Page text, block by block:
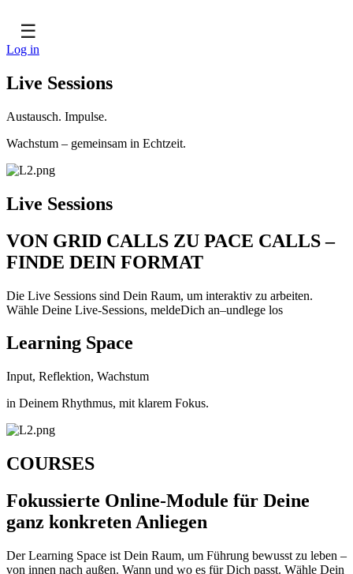
☰
Log in
Live Sessions
Austausch. Impulse.
Wachstum – gemeinsam in Echtzeit.
Live Sessions
VON GRID CALLS ZU PACE CALLS –
FINDE DEIN FORMAT
Die Live Sessions sind Dein Raum, um interaktiv zu arbeiten.
Wähle Deine Live-Sessions, meldeDich an–undlege los
Learning Space
Input, Reflektion, Wachstum
in Deinem Rhythmus, mit klarem Fokus.
COURSES
Fokussierte Online-Module für Deine
ganz konkreten Anliegen
Der Learning Space ist Dein Raum, um Führung bewusst zu leben –
von innen nach außen. Wann und wo es für Dich passt. Wähle Dein